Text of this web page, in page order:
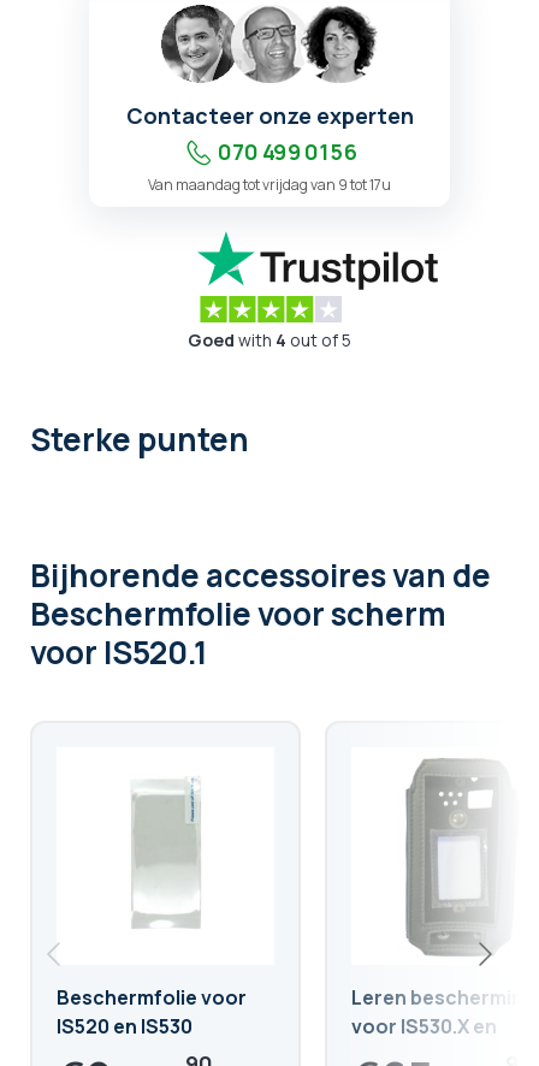
Contacteer onze experten
070 499 01 56
Van maandag tot vrijdag van 9 tot 17u
Goed with 4 out of 5
Sterke punten
Bijhorende accessoiresvan de
Beschermfolie voor scherm
voor IS520.1
Beschermfolie voor
IS520 en IS530
Leren bescherming
voor IS530.X en
IS520.X